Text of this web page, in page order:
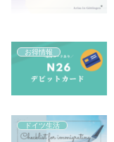
お得情報
ドイツ生活